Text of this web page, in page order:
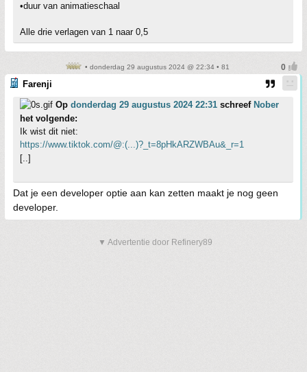
•duur van animatieschaal
Alle drie verlagen van 1 naar 0,5
• donderdag 29 augustus 2024 @ 22:34 • 81
Farenji
Op donderdag 29 augustus 2024 22:31 schreef Nober
het volgende:
Ik wist dit niet:
https://www.tiktok.com/@:(...)?_t=8pHkARZWBAu&_r=1
[..]
Dat je een developer optie aan kan zetten maakt je nog geen
developer.
▼ Advertentie door Refinery89